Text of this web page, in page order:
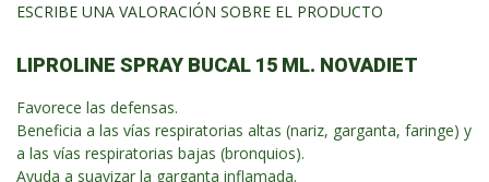
ESCRIBE UNA VALORACIÓN SOBRE EL PRODUCTO
LIPROLINE SPRAY BUCAL 15 ML. NOVADIET
Favorece las defensas.
Beneficia a las vías respiratorias altas (nariz, garganta, faringe) y
a las vías respiratorias bajas (bronquios).
Ayuda a suavizar la garganta inflamada.